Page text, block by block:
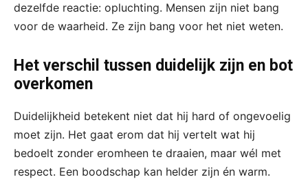
dezelfde reactie: opluchting. Mensen zijn niet bang
voor de waarheid. Ze zijn bang voor het niet weten.
Het verschil tussen duidelijk zijn en bot
overkomen
Duidelijkheid betekent niet dat hij hard of ongevoelig
moet zijn. Het gaat erom dat hij vertelt wat hij
bedoelt zonder eromheen te draaien, maar wél met
respect. Een boodschap kan helder zijn én warm.